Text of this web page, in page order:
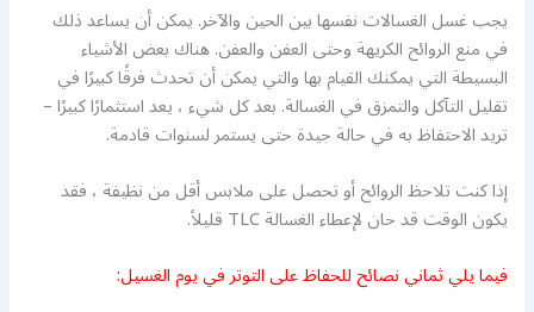
يجب غسل الغسالات نفسها بين الحين والآخر. يمكن أن يساعد ذلك
في منع الروائح الكريهة وحتى العفن والعفن. هناك بعض الأشياء
البسيطة التي يمكنك القيام بها والتي يمكن أن تحدث فرقًا كبيرًا في
تقليل التآكل والتمزق في الغسالة. بعد كل شيء ، يعد استثمارًا كبيرًا –
تريد الاحتفاظ به في حالة جيدة حتى يستمر لسنوات قادمة.
إذا كنت تلاحظ الروائح أو تحصل على ملابس أقل من نظيفة ، فقد
يكون الوقت قد حان لإعطاء الغسالة TLC قليلاً.
فيما يلي ثماني نصائح للحفاظ على التوتر في يوم الغسيل: